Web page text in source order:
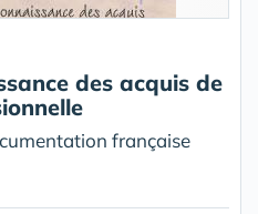
des acquis de
française